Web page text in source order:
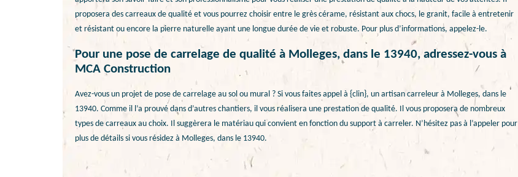
proposera des carreaux de qualité et vous pourrez choisir entre le grès cérame, résistant aux chocs, le granit, facile à entretenir
et résistant ou encore la pierre naturelle ayant une longue durée de vie et robuste. Pour plus d’informations, appelez-le.
Pour une pose de carrelage de qualité à Molleges, dans le 13940, adressez-vous à
MCA Construction
Avez-vous un projet de pose de carrelage au sol ou mural ? Si vous faites appel à {clin}, un artisan carreleur à Molleges, dans le
13940. Comme il l’a prouvé dans d’autres chantiers, il vous réalisera une prestation de qualité. Il vous proposera de nombreux
types de carreaux au choix. Il suggèrera le matériau qui convient en fonction du support à carreler. N’hésitez pas à l’appeler pour
plus de détails si vous résidez à Molleges, dans le 13940.